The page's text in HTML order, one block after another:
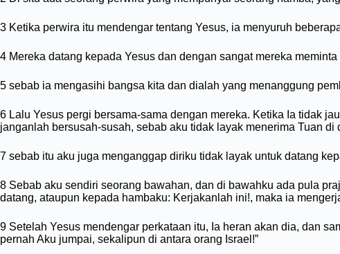
3 Ketika perwira itu mendengar tentang Yesus, ia menyuruh
4 Mereka datang kepada Yesus dan dengan sangat mereka
5 sebab ia mengasihi bangsa kita dan dialah yang menanggung
6 Lalu Yesus pergi bersama-sama dengan mereka. Ketika Ia tidak
janganlah bersusah-susah, sebab aku tidak layak menerima Tuan di
7 sebab itu aku juga menganggap diriku tidak layak untuk datang
8 Sebab aku sendiri seorang bawahan, dan di bawahku ada pula
datang, ataupun kepada hambaku: Kerjakanlah ini!, maka ia
9 Setelah Yesus mendengar perkataan itu, Ia heran akan dia, dan
pernah Aku jumpai, sekalipun di antara orang Israel!”